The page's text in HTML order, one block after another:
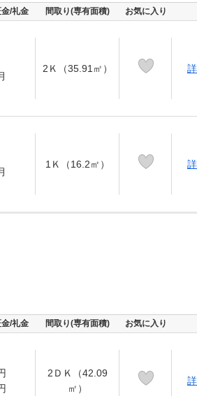
/礼金 間取り(専有面積) お気に入り
2Ｋ（35.91㎡）
1Ｋ（16.2㎡）
/礼金 間取り(専有面積) お気に入り
2ＤＫ（42.09
㎡）